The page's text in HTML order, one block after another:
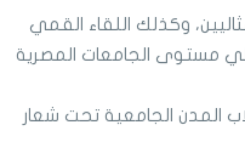
وكذلك اللقاء القمي
علي مستوى الجامعات المصرية
المدن الجامعية تحت شعار